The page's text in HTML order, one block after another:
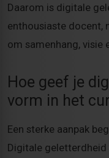
Daarom is digitale
enthousiaste docent,
om samenhang, visie
Hoe geef je
vorm in het
Een sterke aanpak
Digitale